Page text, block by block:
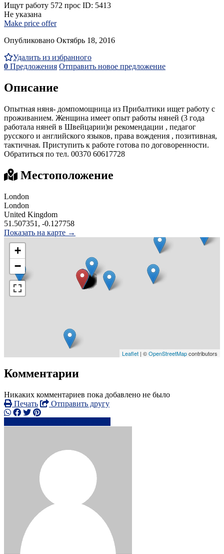
Ищут работу 572 прос ID: 5413
Не указана
Make price offer
Опубликовано Октябрь 18, 2016
Удалить из избранного
0 Предложения Отправить новое предложение
Описание
Опытная няня- домпомощница из Прибалтики ищет работу с
проживанием. Женщина имеет опыт работы няней (3 года
работала няней в Швейцарии)и рекомендации , педагог
русского и английского языков, права вождения , позитивная,
тактичная. Приступить к работе готова по договоренности.
Обратиться по тел. 00370 60617728
Местоположение
London
London
United Kingdom
51.507351, -0.127758
Показать на карте →
+
−
Leaflet | ©OpenStreetMapcontributors
Комментарии
Никаких комментариев пока добавлено не было
Печать
Отправить другу